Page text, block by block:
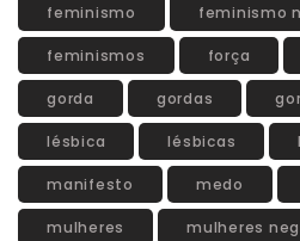
feminismo feminismo
feminismos força
gorda gordas
lésbica lésbicas
manifesto medo
mulheres mulheres